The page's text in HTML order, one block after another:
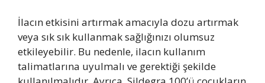
İlacın etkisini artırmak amacıyla dozu artırmak
veya sık sık kullanmak sağlığınızı olumsuz
etkileyebilir. Bu nedenle, ilacın kullanım
talimatlarına uyulmalı ve gerektiği şekilde